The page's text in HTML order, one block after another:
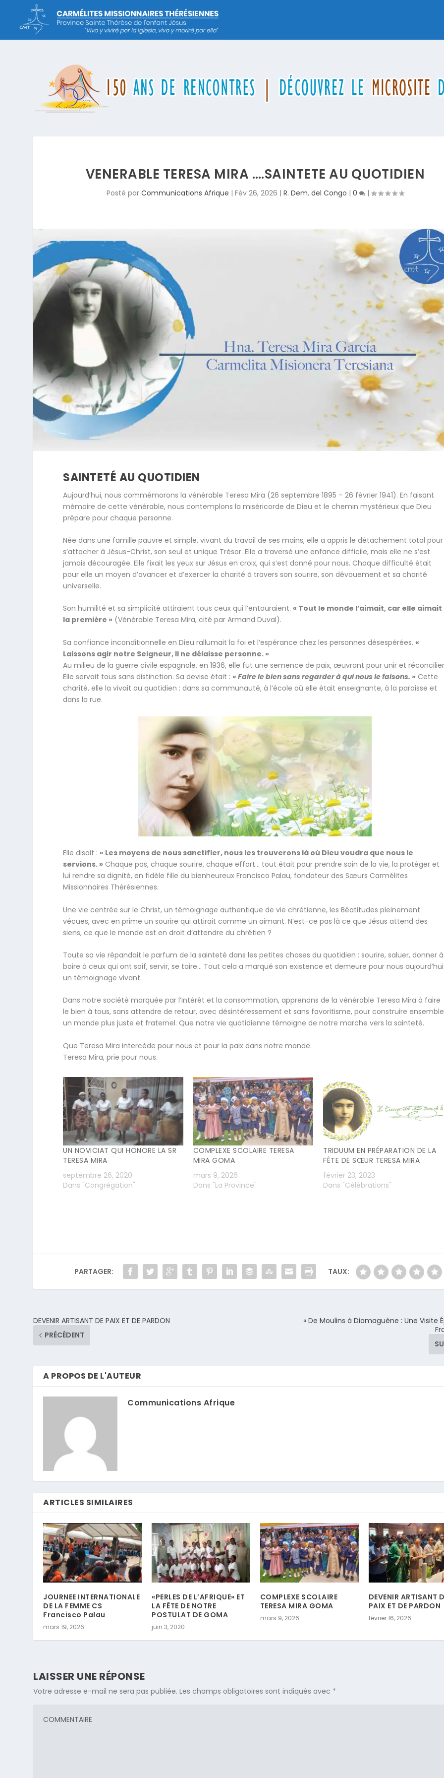
VENERABLE TERESA MIRA ….SAINTETE AU QUOTIDIEN
Posté par Communications Afrique | Fév 26, 2026 | R. Dem. del Congo | 0 |
SAINTETÉ AU QUOTIDIEN
Aujourd’hui, nous commémorons la vénérable Teresa Mira (26 septembre 1895 – 26 février 1941). En faisant
mémoire de cette vénérable, nous contemplons la miséricorde de Dieu et le chemin mystérieux que Dieu
prépare pour chaque personne.
Née dans une famille pauvre et simple, vivant du travail de ses mains, elle a appris le détachement total pour
s’attacher à Jésus-Christ, son seul et unique Trésor. Elle a traversé une enfance difficile, mais elle ne s’est
jamais découragée. Elle fixait les yeux sur Jésus en croix, qui s’est donné pour nous. Chaque difficulté était
pour elle un moyen d’avancer et d’exercer la charité à travers son sourire, son dévouement et sa charité
universelle.
Son humilité et sa simplicité attiraient tous ceux qui l’entouraient.« Tout le monde l’aimait, car elle aimait
la première » (Vénérable Teresa Mira, cité par Armand Duval).
Sa confiance inconditionnelle en Dieu rallumait la foi et l’espérance chez les personnes désespérées.«
Laissons agir notre Seigneur, Il ne délaisse personne. »
Au milieu de la guerre civile espagnole, en 1936, elle fut une semence de paix, œuvrant pour unir et
Elle servait tous sans distinction. Sa devise était :« Faire le bien sans regarder à qui nous le faisons. » Cette
charité, elle la vivait au quotidien : dans sa communauté, à l’école où elle était enseignante, à la paroisse et
dans la rue.
Elle disait :« Les moyens de nous sanctifier, nous les trouverons là où Dieu voudra que nous le
servions. » Chaque pas, chaque sourire, chaque effort… tout était pour prendre soin de la vie, la protéger et
lui rendre sa dignité, en fidèle fille du bienheureux Francisco Palau, fondateur des Sœurs Carmélites
Missionnaires Thérésiennes.
Une vie centrée sur le Christ, un témoignage authentique de vie chrétienne, les Béatitudes pleinement
vécues, avec en prime un sourire qui attirait comme un aimant. N’est-ce pas là ce que Jésus attend des
siens, ce que le monde est en droit d’attendre du chrétien ?
Toute sa vie répandait le parfum de la sainteté dans les petites choses du quotidien : sourire, saluer, donner à
boire à ceux qui ont soif, servir, se taire… Tout cela a marqué son existence et demeure pour nous aujourd’hui
un témoignage vivant.
Dans notre société marquée par l’intérêt et la consommation, apprenons de la vénérable Teresa Mira à faire
le bien à tous, sans attendre de retour, avec désintéressement et sans favoritisme, pour construire ensemble
un monde plus juste et fraternel. Que notre vie quotidienne témoigne de notre marche vers la sainteté.
Que Teresa Mira intercède pour nous et pour la paix dans notre monde.
Teresa Mira, prie pour nous.
UN NOVICIAT QUI HONORE LA SR
TERESA MIRA
septembre 26, 2020
Dans "Congrégation"
COMPLEXE SCOLAIRE TERESA
MIRA GOMA
mars 9, 2026
Dans "La Province"
TRIDUUM EN PRÉPARATION DE LA
FÊTE DE SŒUR TERESA MIRA
février 23, 2023
Dans "Célébrations"
PARTAGER: TAUX:
DEVENIR ARTISANT DE PAIX ET DE PARDON
PRÉCÉDENT
« De Moulins à Diamaguène : Une Visite
A PROPOS DE L'AUTEUR
Communications Afrique
ARTICLES SIMILAIRES
JOURNEE INTERNATIONALE
DE LA FEMME CS
Francisco Palau
mars 19, 2026
«PERLES DE L’AFRIQUE» ET
LA FÊTE DE NOTRE
POSTULAT DE GOMA
juin 3, 2020
COMPLEXE SCOLAIRE
TERESA MIRA GOMA
mars 9, 2026
DEVENIR ARTISANT
PAIX ET DE PARDON
février 16, 2026
LAISSER UNE RÉPONSE
Votre adresse e-mail ne sera pas publiée. Les champs obligatoires sont indiqués avec *